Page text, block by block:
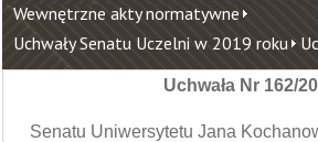
Wewnętrzne akty normatywne
Uchwały Senatu Uczelni w 2019 roku
Uchwała Nr 162/
Senatu Uniwersytetu Jana